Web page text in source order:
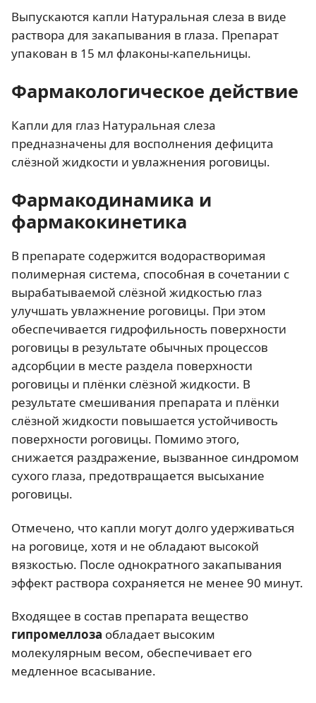
Выпускаются капли Натуральная слеза в виде
раствора для закапывания в глаза. Препарат
упакован в 15 мл флаконы-капельницы.
Фармакологическое действие
Капли для глаз Натуральная слеза
предназначены для восполнения дефицита
слёзной жидкости и увлажнения роговицы.
Фармакодинамика и
фармакокинетика
В препарате содержится водорастворимая
полимерная система, способная в сочетании с
вырабатываемой слёзной жидкостью глаз
улучшать увлажнение роговицы. При этом
обеспечивается гидрофильность поверхности
роговицы в результате обычных процессов
адсорбции в месте раздела поверхности
роговицы и плёнки слёзной жидкости. В
результате смешивания препарата и плёнки
слёзной жидкости повышается устойчивость
поверхности роговицы. Помимо этого,
снижается раздражение, вызванное синдромом
сухого глаза, предотвращается высыхание
роговицы.
Отмечено, что капли могут долго удерживаться
на роговице, хотя и не обладают высокой
вязкостью. После однократного закапывания
эффект раствора сохраняется не менее 90 минут.
Входящее в состав препарата вещество
гипромеллоза обладает высоким
молекулярным весом, обеспечивает его
медленное всасывание.